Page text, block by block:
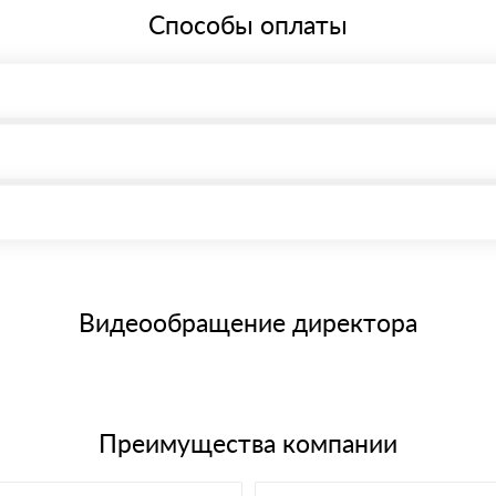
Способы оплаты
банковским картам
Видеообращение директора
Преимущества компании